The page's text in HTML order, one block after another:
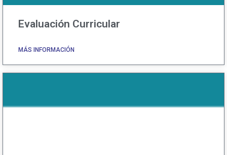
Evaluación Curricular
MÁS INFORMACIÓN